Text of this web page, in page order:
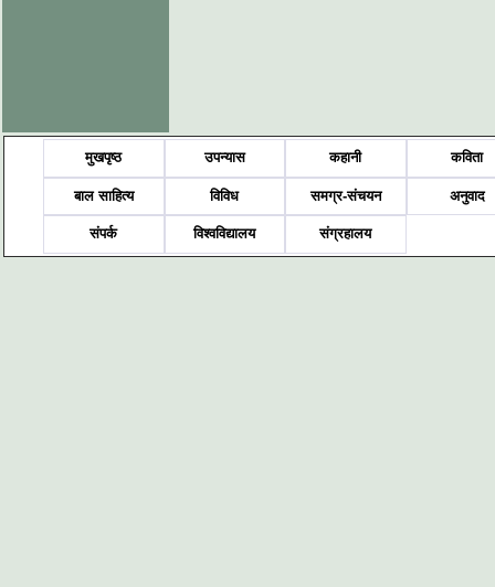
मुखपृष्ठ उपन्यास कहानी कविता
बाल साहित्य विविध समग्र-संचयन अनुवाद
संपर्क विश्वविद्यालय संग्रहालय